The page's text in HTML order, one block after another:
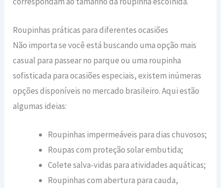
Roupinhas práticas para diferentes ocasiões
Não importa se você está buscando uma opção mais
casual para passear no parque ou uma roupinha
sofisticada para ocasiões especiais, existem inúmeras
opções disponíveis no mercado brasileiro. Aqui estão
algumas ideias:
Roupinhas impermeáveis para dias chuvosos;
Roupas com proteção solar embutida;
Colete salva-vidas para atividades aquáticas;
Roupinhas com abertura para cauda,